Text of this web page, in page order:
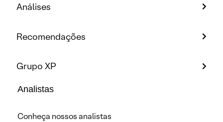
Análises
Recomendações
Grupo XP
Analistas
Conheça nossos analistas